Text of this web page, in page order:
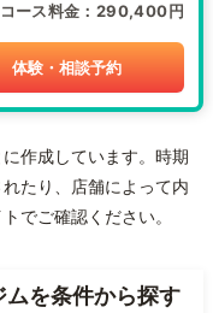
ース料金 290,400円
体験・相談予約
作成しています。時期
たり、店舗によって内
でご確認ください。
を条件から探す